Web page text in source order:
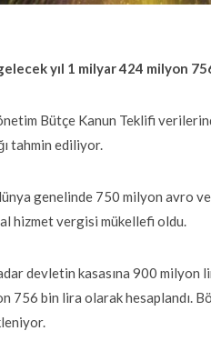
yıl 1 milyar 424 milyon
Bütçe Kanun Teklifi
tahmin ediliyor.
genelinde 750 milyon avro
hizmet vergisi mükellefi oldu.
devletin kasasına 900
756 bin lira olarak hesaplandı.